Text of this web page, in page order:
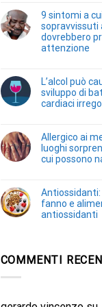
9 sintomi a
sopravvissuti
dovrebbero
attenzione
L’alcol può
sviluppo di
cardiaci
Allergico ai
luoghi
cui possono
Antiossidanti:
fanno e
antiossidanti
COMMENTI